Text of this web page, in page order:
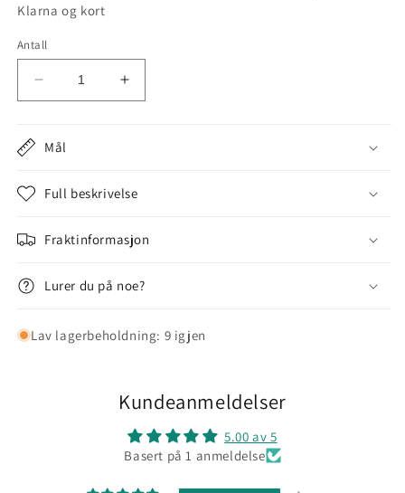
Klarna og kort
Antall
antallet
Plantering
Øk
antallet
Mål
Full beskrivelse
Fraktinformasjon
Lurer du på noe?
Lav lagerbeholdning: 9 igjen
Kundeanmeldelser
5.00 av 5
Basert på 1 anmeldelse